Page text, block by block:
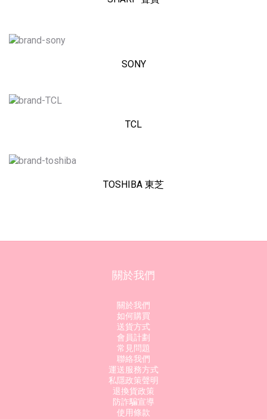
SONY
TCL
TOSHIBA 東芝
關於我們
關於我們
如何購買
送貨方式
會員計劃
常見問題
聯絡我們
運送服務方式
私隱政策聲明
退換貨政策
防詐騙宣導
使用條款